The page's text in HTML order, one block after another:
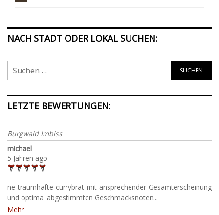
NACH STADT ODER LOKAL SUCHEN:
LETZTE BEWERTUNGEN:
Burgwald Imbiss
michael
5 Jahren ago
ne traumhafte currybrat mit ansprechender Gesamterscheinung
und optimal abgestimmten Geschmacksnoten...
Mehr